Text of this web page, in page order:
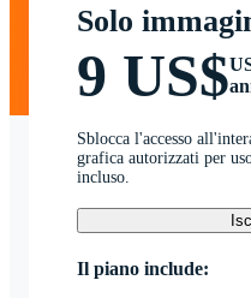
Solo
9 US$
Sblocca l'accesso
grafica autorizzati per
incluso.
Il piano include: